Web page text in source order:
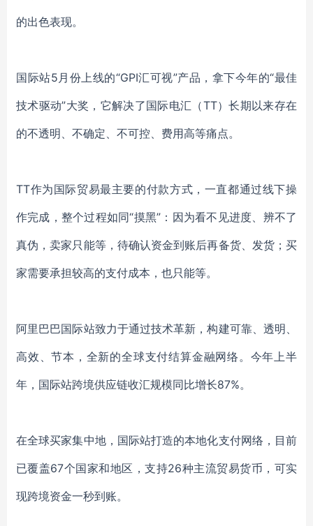
的出色表现。
国际站5月份上线的“GPI汇可视”产品，拿下今年的“最佳
技术驱动”大奖，它解决了国际电汇（TT）长期以来存在
的不透明、不确定、不可控、 费用高等痛点。
TT作为国际贸易最主要的付款方式，一直都通过线下操
作完成，整个过程如同“摸黑”：因为看不见进度、辨不了
真伪，卖家只能等，待确认资金到账后再备货、发货；买
家需要承担较高的支付成本，也只能等。
阿里巴巴国际站致力于通过技术革新，构建可靠、透明、
高效、节本，全新的全球支付结算金融网络。 今年上半
年，国际站跨境供应链收汇规模同比增长87%。
在全球买家集中地，国际站打造的本地化支付网络，目前
已覆盖67个国家和地区，支持26种主流贸易货币，可实
现跨境资金一秒到账。